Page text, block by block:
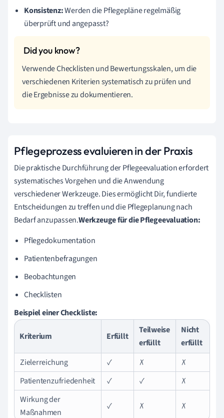
Konsistenz:Werden die Pflegepläne regelmäßig
überprüft und angepasst?
Verwende Checklisten und Bewertungsskalen, um die
verschiedenen Kriterien systematisch zu prüfen und
die Ergebnisse zu dokumentieren.
Pflegeprozess evaluieren in der Praxis
Die praktische Durchführung der Pflegeevaluation erfordert
systematisches Vorgehen und die Anwendung
verschiedener Werkzeuge. Dies ermöglicht Dir, fundierte
Entscheidungen zu treffen und die Pflegeplanung nach
Bedarf anzupassen.Werkzeuge für die Pflegeevaluation:
Pflegedokumentation
Patientenbefragungen
Beobachtungen
Checklisten
Beispiel einer Checkliste:
Kriterium Erfüllt
Teilweise
erfüllt
Nicht
erfüllt
Zielerreichung
✓ ✗
✗
Patientenzufriedenheit
✓ ✓
✗
Wirkung der
Maßnahmen
✓ ✗ ✗